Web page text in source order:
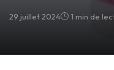
29 juillet 2024 1 min de